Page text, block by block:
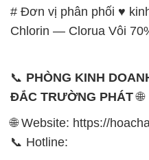
# Đơn vị phân phối ♥
Chlorin — Clorua Vôi
📞 PHÒNG KINH
ĐẮC TRƯỜNG PHÁT🌐
🌐 Website: https://
📞 Hotline: